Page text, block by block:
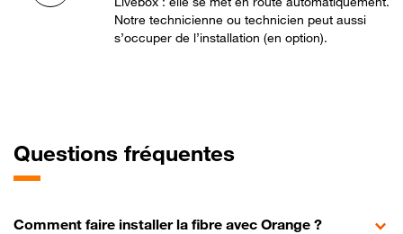
Notre technicienne ou technicien peut aussi
s’occuper de l’installation (en option).
Questions fréquentes
Comment faire installer la fibre avec Orange ?